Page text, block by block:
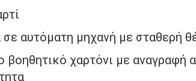
αυτόματη μηχανή με σταθερή
βοηθητικό χαρτόνι με